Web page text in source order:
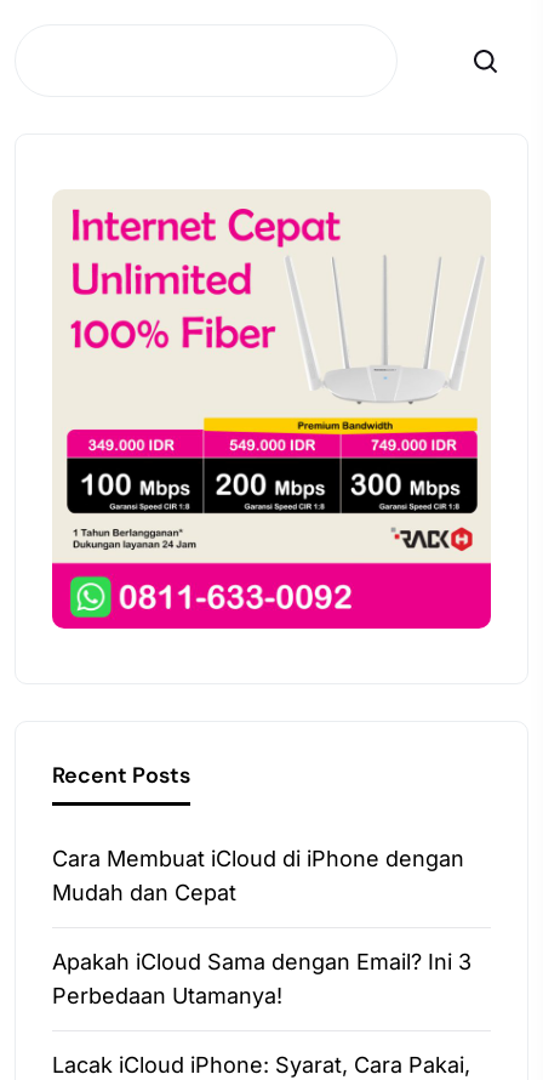
Search
Recent Posts
Cara Membuat iCloud di iPhone dengan
Mudah dan Cepat
Apakah iCloud Sama dengan Email? Ini 3
Perbedaan Utamanya!
Lacak iCloud iPhone: Syarat, Cara Pakai,